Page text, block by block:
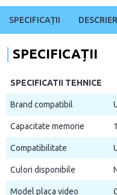
SPECIFICAȚII
SPECIFICAȚII
SPECIFICATII TEHNICE
Brand compatibil
Capacitate memorie
Compatibilitate
Culori disponibile
Model placa video